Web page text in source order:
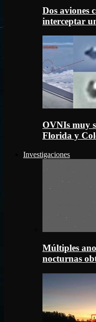
Dos aviones
interceptar
OVNIs muy
Florida y
Investigaciones
Múltiples
nocturnas